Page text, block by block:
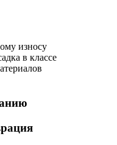
износу
в классе